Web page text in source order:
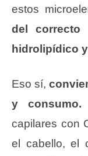
estos
del correcto
hidrolipídico
Eso sí,
y consumo.
capilares con
el cabello, el